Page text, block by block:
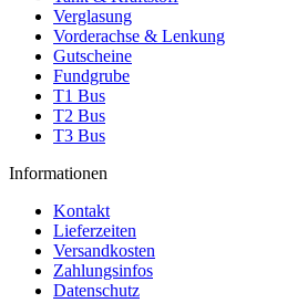
Verglasung
Vorderachse & Lenkung
Gutscheine
Fundgrube
T1 Bus
T2 Bus
T3 Bus
Informationen
Kontakt
Lieferzeiten
Versandkosten
Zahlungsinfos
Datenschutz